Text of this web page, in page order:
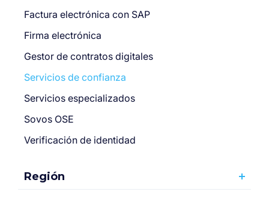
Factura electrónica con SAP
Firma electrónica
Gestor de contratos digitales
Servicios de confianza
Servicios especializados
Sovos OSE
Verificación de identidad
Región